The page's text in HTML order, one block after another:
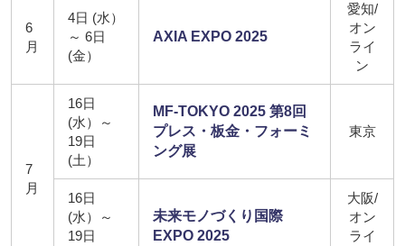
6
月
4日 (水）
～ 6日
(金）
AXIA EXPO 2025
愛知/
オン
ライ
ン
7
月
16日
(水）～
19日
(土）
MF-TOKYO 2025 第8回
プレス・板金・フォーミ
ング展
東京
16日
(水）～
19日
未来モノづくり国際
EXPO 2025
大阪/
オン
ライ